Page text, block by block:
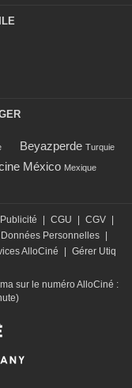
Beyazperde Turquie
México Mexique
Publicité | CGU | CGV |
Données Personnelles |
AlloCiné | Gérer Utiq
sur le numéro AlloCiné :